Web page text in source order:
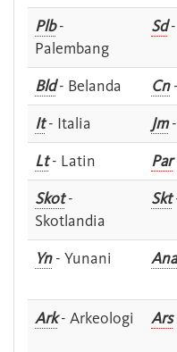
Plb-
Palembang
Sd-
Bld- Belanda Cn
It- Italia Jm-
Lt- Latin Par
Skot-
Skotlandia
Skt
Yn- Yunani
Ark- Arkeologi Ars